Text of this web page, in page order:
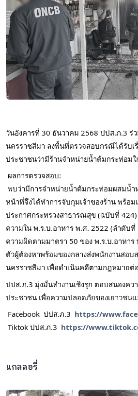
วันอังคารที่ 30 ธันวาคม 2568 ปปส.ภ.3 ร่
นครราชสีมา ลงพื้นที่ตรวจสอบกรณีได้รับเรื่
ประชาชนว่ามีร้านจำหน่ายน้ำต้มกระท่อม
​ ผลการตรวจสอบ:
พบว่ามีการจำหน่ายน้ำต้มกระท่อมผสมน้ำ
หน้าที่จึงได้ทำการจับกุมเจ้าของร้าน พร้อม
ประกาศกระทรวงสาธารณสุข (ฉบับที่
ความใน พ.ร.บ.อาหาร พ.ศ. 2522 (ลำดับที่
ความผิดตามมาตรา 50 ของ พ.ร.บ.อาหาร
ตัวผู้ต้องหาพร้อมของกลางส่งพนักงานสอบ
นครราชสีมา เพื่อดำเนินคดีตามกฎหมายต่
ปปส.ภ.3 มุ่งมั่นทำงานเชิงรุก ตอบสนองคว
ประชาชน เพื่อความปลอดภัยของเยาวชน
Facebook  ปปส.ภ.3 https://
Tiktok ปปส.ภ.3 https://
แกลลอรี่